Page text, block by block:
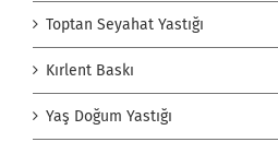
Toptan Seyahat Yastığı
Kırlent Baskı
Yaş Doğum Yastığı